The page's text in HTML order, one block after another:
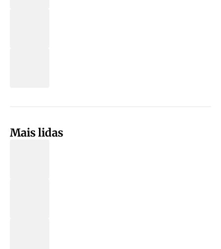
Mais lidas